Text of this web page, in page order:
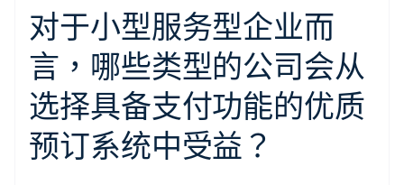
对于小型服务型企业而
言，哪些类型的公司会从
选择具备支付功能的优质
预订系统中受益？